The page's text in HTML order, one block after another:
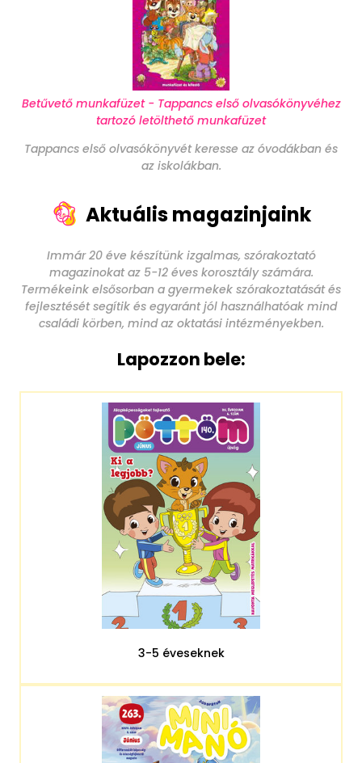
Betűvető munkafüzet - Tappancs első olvasókönyvéhez
tartozó letölthető munkafüzet
Tappancs első olvasókönyvét keresse az óvodákban és
az iskolákban.
Aktuális magazinjaink
Immár 20 éve készítünk izgalmas, szórakoztató
magazinokat az 5-12 éves korosztály számára.
Termékeink elsősorban a gyermekek szórakoztatását és
fejlesztését segítik és egyaránt jól használhatóak mind
családi körben, mind az oktatási intézményekben.
Lapozzon bele:
3-5 éveseknek